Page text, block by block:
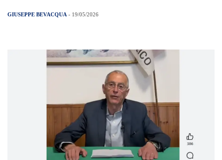
GIUSEPPE BEVACQUA - 19/05/2026